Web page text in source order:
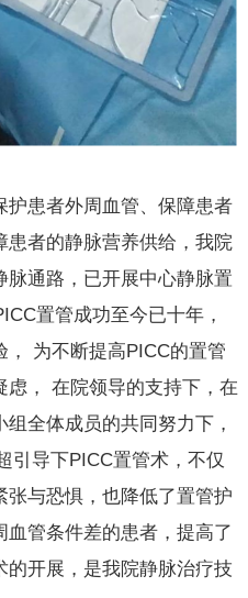
护患者外周血管、保障患者
患者的静脉营养供给，我院
通路，已开展中心静脉置
置管成功至今已十年，
为不断提高PICC的置管
， 在院领导的支持下，在
全体成员的共同努力下，
引导下PICC置管术，不仅
与恐惧，也降低了置管护
管条件差的患者，提高了
开展，是我院静脉治疗技